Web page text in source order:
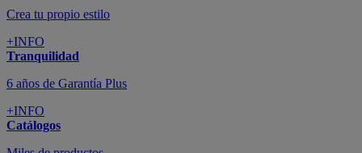
Crea tu propio estilo
+INFO
Tranquilidad
6 años de Garantía Plus
+INFO
Catálogos